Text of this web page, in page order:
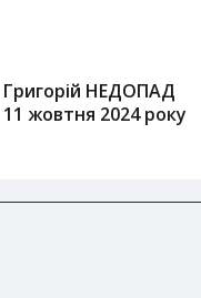
Григорій НЕДОПАД
11 жовтня 2024 року